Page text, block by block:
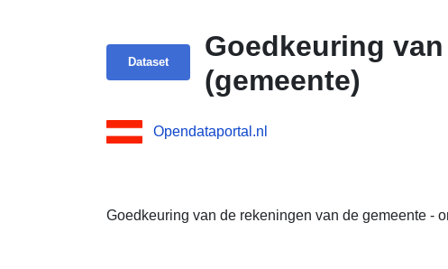
Dataset
Goedkeuring
(gemeente)
Opendataportal.nl
Goedkeuring van de rekeningen van de gemeente -